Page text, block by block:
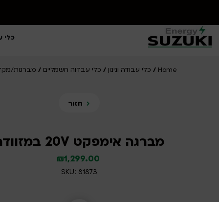
כלי
Home
/ כלי עבודה וגינון / כלי עבדוה חשמליים / מברגות/
חזור
מברגה אימפקט 20V במזוודה
1,299.00
₪
SKU: 81873